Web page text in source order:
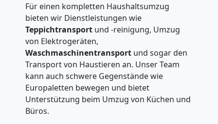
Für einen kompletten Haushaltsumzug
bieten wir Dienstleistungen wie
Teppichtransport und -reinigung, Umzug
von Elektrogeräten,
Waschmaschinentransport und sogar den
Transport von Haustieren an. Unser Team
kann auch schwere Gegenstände wie
Europaletten bewegen und bietet
Unterstützung beim Umzug von Küchen und
Büros.